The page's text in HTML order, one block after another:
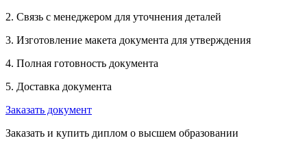
2. Связь с менеджером для уточнения деталей
3. Изготовление макета документа для утверждения
4. Полная готовность документа
5. Доставка документа
Заказать документ
Заказать и купить диплом о высшем образовании